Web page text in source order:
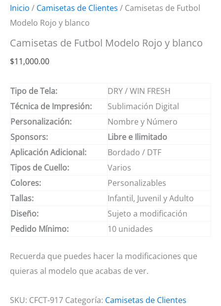
Inicio / Camisetas de Clientes / Camisetas de Futbol
Modelo Rojo y blanco
Camisetas de Futbol Modelo Rojo y blanco
$11,000.00
Tipo de Tela:
DRY / WIN FRESH
Técnica de Impresión:
Sublimación Digital
Personalización:
Nombre y Número
Sponsors:
Libre e Ilimitado
Aplicación Adicional:
Bordado / DTF
Tipos de Cuello:
Varios
Colores:
Personalizables
Tallas:
Infantil, Juvenil y Adulto
Diseño:
Sujeto a modificación
Pedido Mínimo:
10 unidades
Recuerda que puedes hacer la modificaciones que
quieras al modelo que acabas de ver.
SKU: CFCT-917 Categoría: Camisetas de Clientes